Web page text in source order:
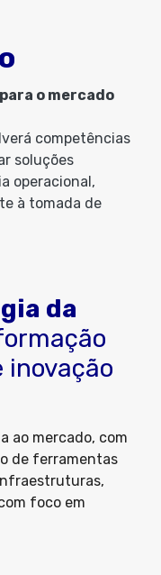
o mercado
competências
soluções
operacional,
à tomada de
da
inovação
ao mercado, com
de ferramentas
foco em